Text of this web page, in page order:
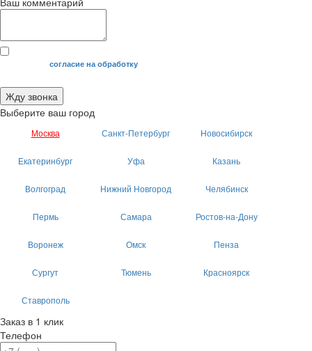
Я даю своесогласие на обработку
Жду звонка
Выберите ваш город
Москва Санкт-Петербург Новосибирск
Екатеринбург Уфа Казань
Волгоград Нижний Новгород Челябинск
Пермь Самара Ростов-на-Дону
Воронеж Омск Пенза
Сургут Тюмень Красноярск
Ставрополь
Заказ в 1 клик
Телефон